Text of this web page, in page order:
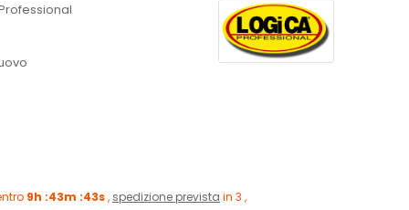
9h :43m :42s, spedizione prevista in 3 ,